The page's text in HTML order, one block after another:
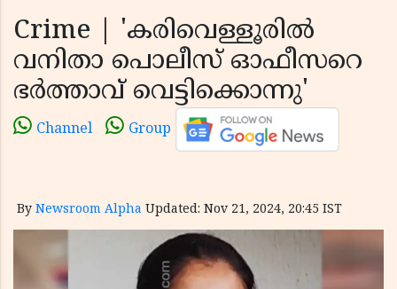
Crime | 'കരിവെള്ളൂരിൽ
വനിതാ പൊലീസ് ഓഫീസറെ
ഭർത്താവ് വെട്ടിക്കൊന്നു'
Channel Group
By Newsroom Alpha Updated: Nov 21, 2024, 20:45 IST